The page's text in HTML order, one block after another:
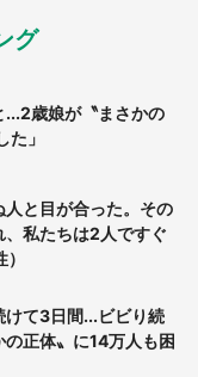
グ
...2歳娘が〝まさかの
」
人と目が合った。その
、私たちは2人ですぐ
けて3日間...ビビり続
正体〟に14万人も困